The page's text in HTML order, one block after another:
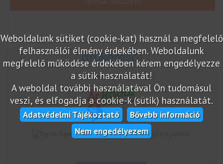
Weboldalunk sütiket (cookie-kat) használ a megfelelő
felhasználói élmény érdekében. Weboldalunk
megfelelő működése érdekében kérem engedélyezze
a sütik használatát!
A weboldal további használatával Ön tudomásul
veszi, és elfogadja a cookie-k (sütik) használatát.
Adatvédelmi Tájékoztató
Bővebb információ
Nem engedélyezem
Árukereső.hu
marketplace partner